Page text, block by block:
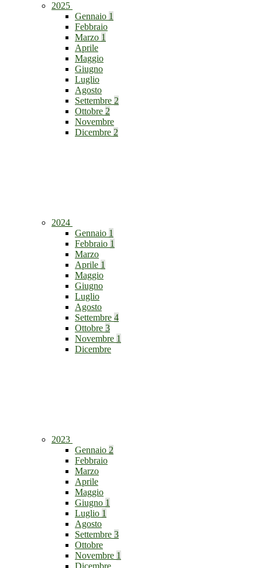
2025
Gennaio 1
Febbraio
Marzo 1
Aprile
Maggio
Giugno
Luglio
Agosto
Settembre 2
Ottobre 2
Novembre
Dicembre 2
2024
Gennaio 1
Febbraio 1
Marzo
Aprile 1
Maggio
Giugno
Luglio
Agosto
Settembre 4
Ottobre 3
Novembre 1
Dicembre
2023
Gennaio 2
Febbraio
Marzo
Aprile
Maggio
Giugno 1
Luglio 1
Agosto
Settembre 3
Ottobre
Novembre 1